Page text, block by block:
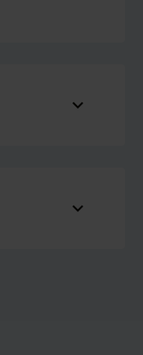
expand_more
expand_more